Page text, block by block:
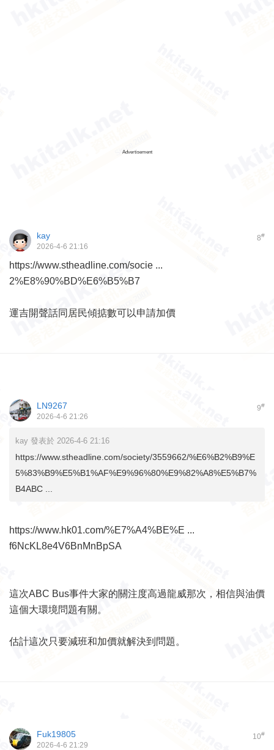
Advertisement
8#
kay
2026-4-6 21:16
https://www.stheadline.com/socie ...
2%E8%90%BD%E6%B5%B7
運吉開聲話同居民傾掂數可以申請加價
9#
LN9267
2026-4-6 21:26
kay 發表於 2026-4-6 21:16
https://www.stheadline.com/society/3559662/%E6%B2%B9%E
5%83%B9%E5%B1%AF%E9%96%80%E9%82%A8%E5%B7%
B4ABC ...
https://www.hk01.com/%E7%A4%BE%E ...
f6NcKL8e4V6BnMnBpSA
這次ABC Bus事件大家的關注度高過龍威那次，相信與油價
這個大環境問題有關。
估計這次只要減班和加價就解決到問題。
10#
Fuk19805
2026-4-6 21:29